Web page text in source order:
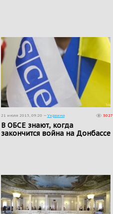
21 июля 2015, 09:20 — Украина 3027
В ОБСЕ знают, когда
закончится война на Донбассе